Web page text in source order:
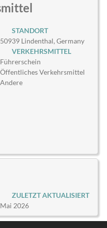
STANDORT
50939 Lindenthal, Germany
VERKEHRSMITTEL
Führerschein
Öffentliches Verkehrsmittel
Andere
ZULETZT AKTUALISIERT
Mai 2026